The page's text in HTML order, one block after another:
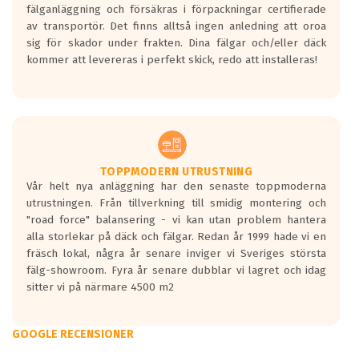
fälganläggning och försäkras i förpackningar certifierade
av transportör. Det finns alltså ingen anledning att oroa
sig för skador under frakten. Dina fälgar och/eller däck
kommer att levereras i perfekt skick, redo att installeras!
TOPPMODERN UTRUSTNING
Vår helt nya anläggning har den senaste toppmoderna
utrustningen. Från tillverkning till smidig montering och
"road force" balansering - vi kan utan problem hantera
alla storlekar på däck och fälgar. Redan år 1999 hade vi en
fräsch lokal, några år senare inviger vi Sveriges största
fälg-showroom. Fyra år senare dubblar vi lagret och idag
sitter vi på närmare 4500 m2
GOOGLE RECENSIONER